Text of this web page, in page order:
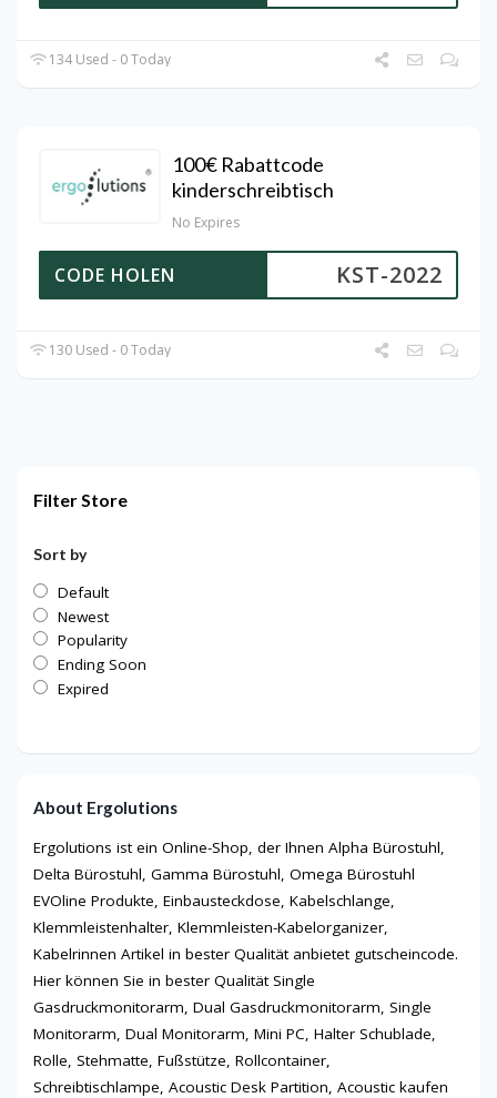
134 Used - 0 Today
100€ Rabattcode
kinderschreibtisch
No Expires
KST-2022
CODE HOLEN
130 Used - 0 Today
Filter Store
Sort by
Default
Newest
Popularity
Ending Soon
Expired
About Ergolutions
Ergolutions ist ein Online-Shop, der Ihnen Alpha Bürostuhl,
Delta Bürostuhl, Gamma Bürostuhl, Omega Bürostuhl
EVOline Produkte, Einbausteckdose, Kabelschlange,
Klemmleistenhalter, Klemmleisten-Kabelorganizer,
Kabelrinnen Artikel in bester Qualität anbietet gutscheincode.
Hier können Sie in bester Qualität Single
Gasdruckmonitorarm, Dual Gasdruckmonitorarm, Single
Monitorarm, Dual Monitorarm, Mini PC, Halter Schublade,
Rolle, Stehmatte, Fußstütze, Rollcontainer,
Schreibtischlampe, Acoustic Desk Partition, Acoustic kaufen